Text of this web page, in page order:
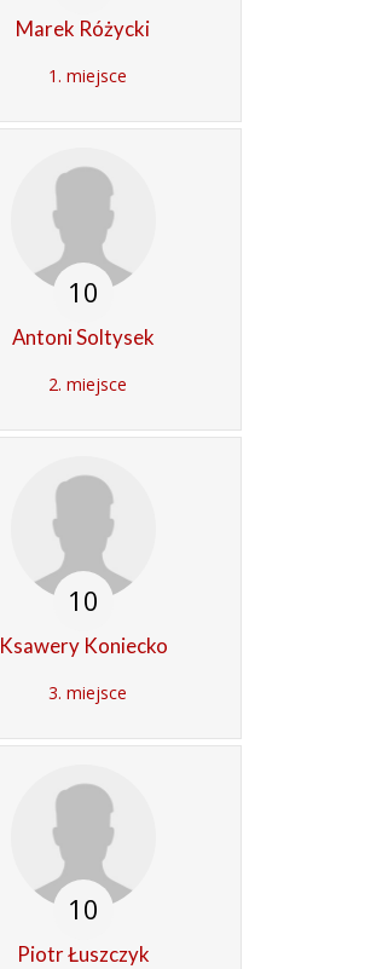
Marek Różycki
1. miejsce
10
Antoni Soltysek
2. miejsce
10
Ksawery Koniecko
3. miejsce
10
Piotr Łuszczyk